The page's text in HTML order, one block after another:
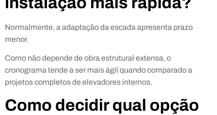
Normalmente, a adaptação da escada apresenta prazo
menor.
Como não depende de obra estrutural extensa, o
cronograma tende a ser mais ágil quando comparado a
projetos completos de elevadores internos.
Como decidir qual opção